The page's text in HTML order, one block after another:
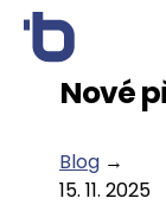
Nové
Blog →
15. 11. 2025